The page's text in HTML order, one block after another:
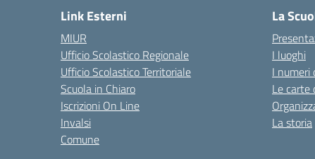
Link Esterni
MIUR
Ufficio Scolastico Regionale
Ufficio Scolastico Territoriale
Scuola in Chiaro
Iscrizioni On Line
Invalsi
Comune
La
I luoghi
I numeri
Le carte
La storia